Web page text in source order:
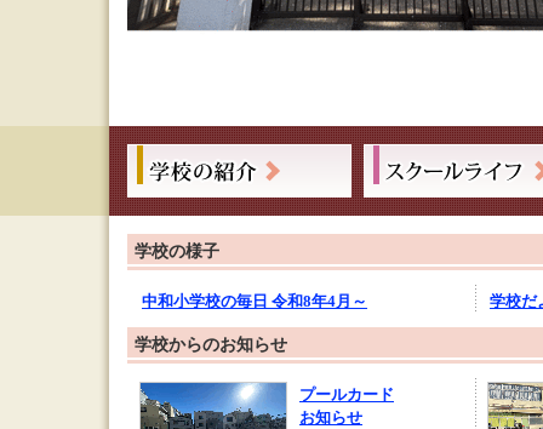
学校の様子
中和小学校の毎日 令和8年4月～ 学校だ
学校からのお知らせ
プールカード
お知らせ